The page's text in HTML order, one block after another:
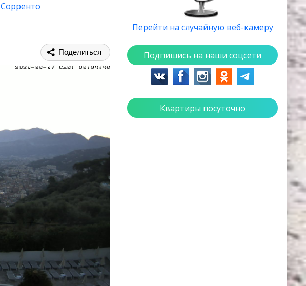
Сорренто
Поделиться
Перейти на случайную веб-камеру
Подпишись на наши соцсети
Квартиры посуточно